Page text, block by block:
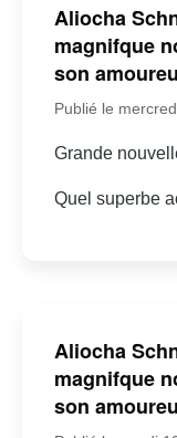
Aliocha
magnifque
son
Publié le
Grande
Quel superbe
Aliocha
magnifque
son